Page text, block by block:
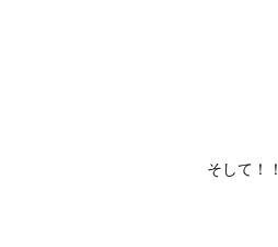
そして！！